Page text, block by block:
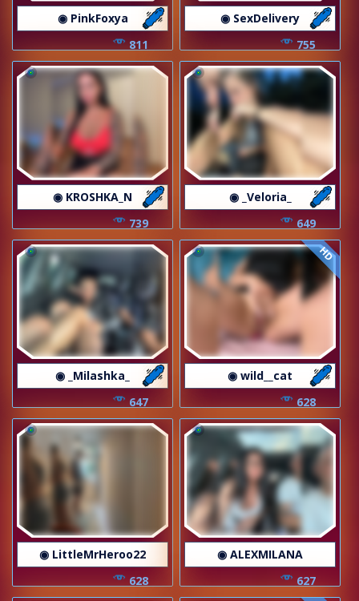
◉ PinkFoxya
811
◉ SexDelivery
755
◉ KROSHKA_N
739
◉ _Veloria_
649
◉ _Milashka_
647
HD
◉ wild__cat
628
◉ LittleMrHeroo22
628
◉ ALEXMILANA
627